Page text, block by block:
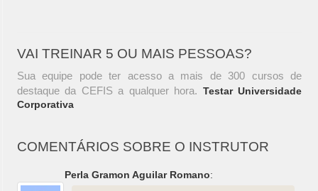
VAI TREINAR 5 OU MAIS PESSOAS?
Sua equipe pode ter acesso a mais de 300 cursos de
destaque da CEFIS a qualquer hora. Testar Universidade
Corporativa
COMENTÁRIOS SOBRE O INSTRUTOR
Perla Gramon Aguilar Romano: